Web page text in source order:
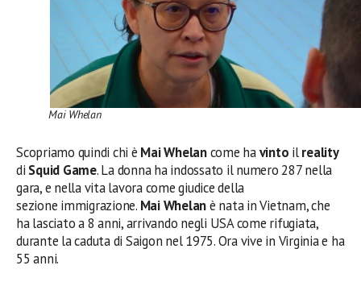
Mai Whelan
Scopriamo quindi chi è Mai Whelancome havinto ilreality
di Squid Game. La donna ha indossato il numero 287 nella
gara, e nella vita lavora come giudice della
sezione immigrazione. Mai Whelanè nata in Vietnam, che
ha lasciato a 8 anni, arrivando negli USA come rifugiata,
durante la caduta di Saigon nel 1975. Ora vive in Virginia e ha
55 anni.